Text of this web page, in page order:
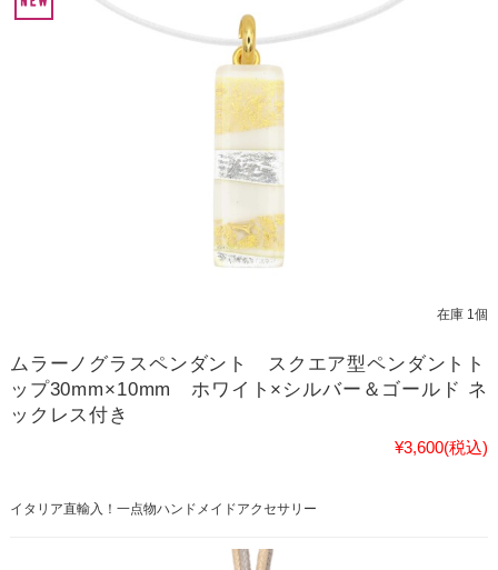
在庫 1個
ムラーノグラスペンダント スクエア型ペンダントト
ップ30mm×10mm ホワイト×シルバー＆ゴールド ネ
ックレス付き
¥3,600(税込)
イタリア直輸入！一点物ハンドメイドアクセサリー